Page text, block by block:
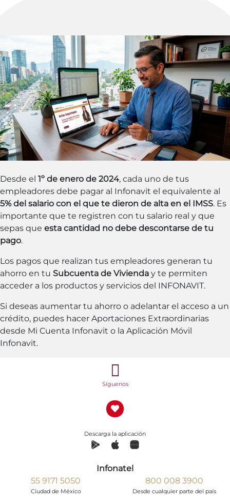
Desde el 1º de enero de 2024, cada uno de tus
empleadores debe pagar al Infonavit el equivalente al
5% del salario con el que te dieron de alta en el IMSS. Es
importante que te registren con tu salario real y que
sepas que esta cantidad no debe descontarse de tu
pago.
Los pagos que realizan tus empleadores generan tu
ahorro en tu Subcuenta de Vivienda y te permiten
acceder a los productos y servicios del INFONAVIT.
Si deseas aumentar tu ahorro o adelantar el acceso a un
crédito, puedes hacer Aportaciones Extraordinarias
desde Mi Cuenta Infonavit o la Aplicación Móvil
Infonavit.
Síguenos
Descarga la aplicación
Infonatel
55 9171 5050
Ciudad de México
800 008 3900
Desde cualquier parte del país